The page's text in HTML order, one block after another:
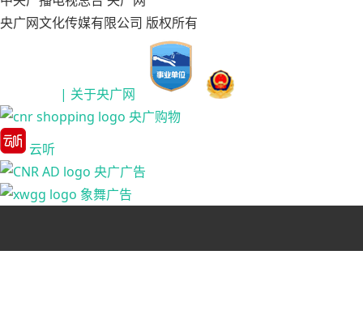
央广网文化传媒有限公司 版权所有
| 关于央广网
央广购物
云听
央广广告
象舞广告